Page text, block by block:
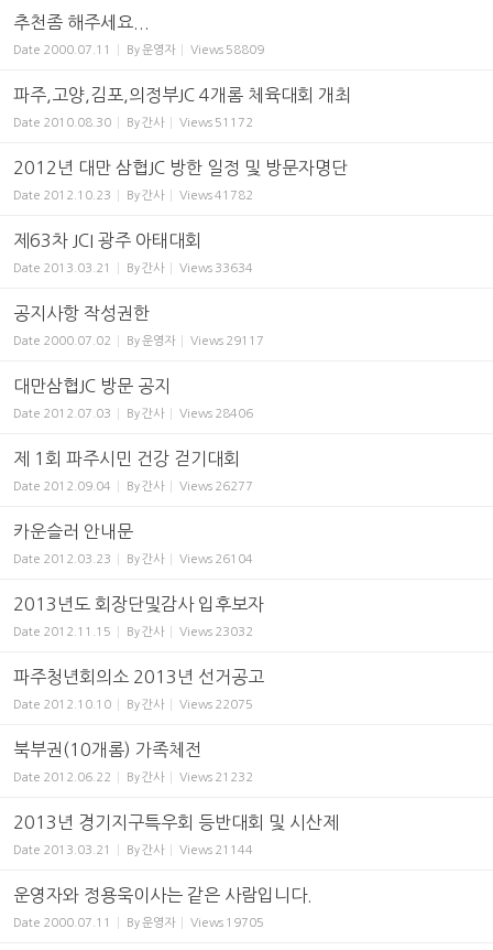
추천좀 해주세요...
Date 2000.07.11 By운영자 Views 58809
파주,고양,김포,의정부JC 4개롬 체육대회 개최
Date 2010.08.30 By간사 Views 51172
2012년 대만 삼협JC 방한 일정 및 방문자명단
Date 2012.10.23 By간사 Views41782
제63차 JCI 광주 아태대회
Date 2013.03.21 By간사 Views 33634
공지사항 작성권한
Date 2000.07.02 By운영자 Views 29117
대만삼협JC 방문 공지
Date 2012.07.03 By간사 Views 28406
제 1회 파주시민 건강 걷기대회
Date 2012.09.04 By간사 Views 26277
카운슬러 안내문
Date 2012.03.23 By간사 Views 26104
2013년도 회장단및감사 입후보자
Date 2012.11.15 By간사 Views 23032
파주청년회의소 2013년 선거공고
Date 2012.10.10 By간사 Views 22075
북부권(10개롬) 가족체전
Date 2012.06.22 By간사 Views 21232
2013년 경기지구특우회 등반대회 및 시산제
Date 2013.03.21 By간사 Views 21144
운영자와 정용욱이사는 같은 사람입니다.
Date 2000.07.11 By운영자 Views 19705